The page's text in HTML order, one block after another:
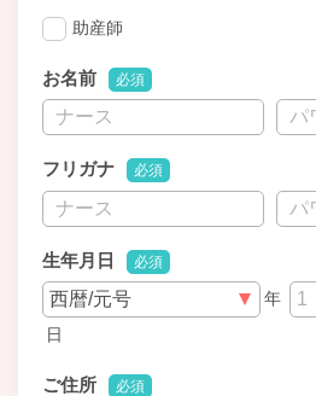
助産師
お名前 必須
フリガナ 必須
生年月日 必須
年
日
ご住所 必須